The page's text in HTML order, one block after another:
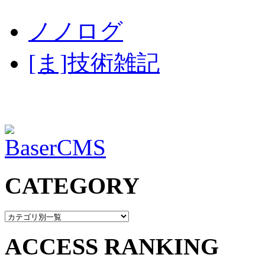
ノノログ
[ま]技術雑記
CATEGORY
ACCESS RANKING